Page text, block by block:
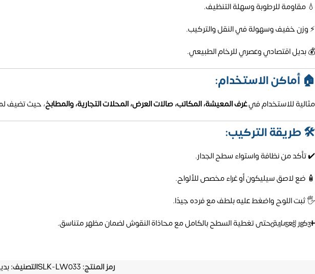
💧 مقاومة للرطوبة وسهلة التنظيف.
⚡ وزن خفيف وسهولة في النقل والتركيب.
💰 بديل اقتصادي وعصري للرخام الطبيعي.
🏠 أماكن الاستخدام:
مثالية للاستخدام فيغرف المعيشة، المكاتب، صالات العرض، المحلات التجارية، والمطابخ، حيث تضيف
🛠️ طريقة التركيب:
✔️ تأكد من نظافة واستواء سطح الجدار.
🧴 ضع لاصق سيليكون أو غراء مخصص للألواح.
🖐️ ثبت اللوح واضغط عليه بلطف مع فرده جيدًا.
➕ كرر العملية حتى تغطية السطح بالكامل مع محاذاة النقوش لضمان مظهر متناسق.
رمز المنتج:SLK-LW033التصنيف: